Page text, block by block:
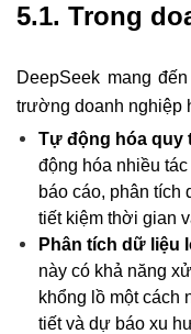
5.1. Trong
DeepSeek mang
trường doanh nghiệp
Tự động hóa quy
động hóa nhiều
báo cáo, phân tích
tiết kiệm thời gian
Phân tích dữ liệu
này có khả năng
khổng lồ một cách
tiết và dự báo xu